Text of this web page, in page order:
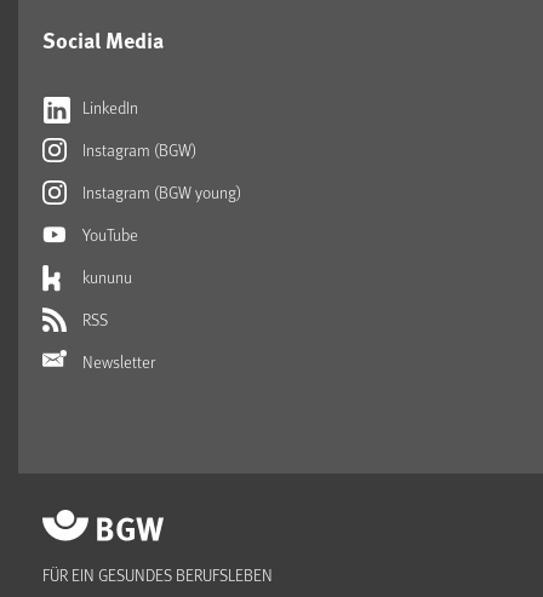
Social Media
LinkedIn
Instagram (BGW)
Instagram (BGW young)
YouTube
kununu
RSS
Newsletter
FÜR EIN GESUNDES BERUFSLEBEN